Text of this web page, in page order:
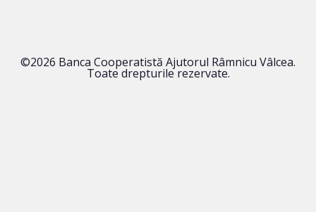
©2026 Banca Cooperatistă Ajutorul Râmnicu Vâlcea.
Toate drepturile rezervate.